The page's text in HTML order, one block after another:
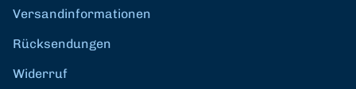
Versandinformationen
Rücksendungen
Widerruf